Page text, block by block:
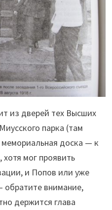
из дверей тех Высших
парка (там
мемориальная доска — к
хотя мог проявить
и Попов или уже
внимание,
держится глава